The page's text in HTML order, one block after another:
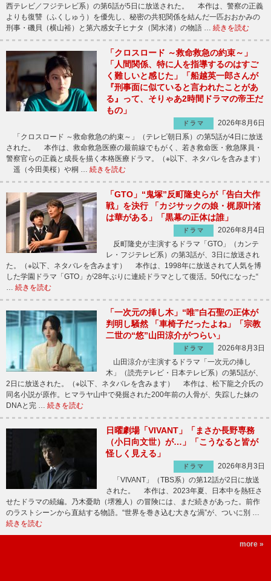
西テレビ／フジテレビ系）の第6話が5日に放送された。 本作は、警察の正義
よりも復讐（ふくしゅう）を優先し、秘密の共犯関係を結んだ一匹おおかみの
刑事・磯貝（横山裕）と第六感女子ヒナタ（関水渚）の物語 … 続きを読む
「クロスロード ～救命救急の約束～」
「人間関係、特に人を指導するのはすご
く難しいと感じた」「船越英一郎さんが
『刑事面に似ていると言われたことがあ
る』って、そりゃあ2時間ドラマの帝王だ
もの」
ドラマ
2026年8月6日
「クロスロード ～救命救急の約束～」（テレビ朝日系）の第5話が4日に放送
された。 本作は、救命救急医療の最前線でもがく、若き救命医・救急隊員・
警察官らの正義と成長を描く本格医療ドラマ。（※以下、ネタバレを含みます）
遥（今田美桜）や桐 … 続きを読む
「GTO」“鬼塚”反町隆史らが「告白大作
戦」を決行 「カジサックの娘・梶原叶渚
は華がある」「黒幕の正体は誰」
ドラマ
2026年8月4日
反町隆史が主演するドラマ「GTO」（カンテ
レ・フジテレビ系）の第3話が、3日に放送され
た。（※以下、ネタバレを含みます） 本作は、1998年に放送されて人気を博
した学園ドラマ「GTO」が28年ぶりに連続ドラマとして復活。50代になった“
続きを読む
「一次元の挿し木」“唯”白石聖の正体が
判明し騒然 「車椅子だったよね」「宗教
二世の“悠”山田涼介がつらい」
ドラマ
2026年8月3日
山田涼介が主演するドラマ「一次元の挿し
木」（読売テレビ・日本テレビ系）の第5話が、
2日に放送された。（※以下、ネタバレを含みます） 本作は、松下龍之介氏の
同名小説が原作。ヒマラヤ山中で発掘された200年前の人骨が、失踪した妹の
DNAと完 … 続きを読む
日曜劇場「VIVANT」「まさか長野専務
（小日向文世）が…」「こうなると皆が
怪しく見える」
ドラマ
2026年8月3日
「VIVANT」（TBS系）の第12話が2日に放送
された。 本作は、2023年夏、日本中を熱狂さ
せたドラマの続編。乃木憂助（堺雅人）の冒険には、まだ続きがあった。前作
のラストシーンから直結する物語。“世界を巻き込む大きな渦”が、ついに別 …
続きを読む
more »